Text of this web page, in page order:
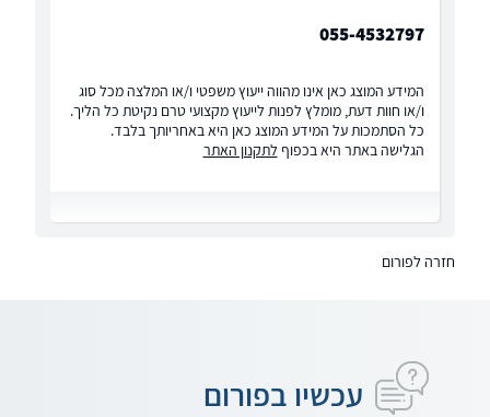
055-4532797
המידע המוצג כאן אינו מהווה ייעוץ משפטי ו/או המלצה מכל סוג
ו/או חוות דעת, מומלץ לפנות לייעוץ מקצועי טרם נקיטת כל הליך.
כל הסתמכות על המידע המוצג כאן היא באחריותך בלבד.
הגלישה באתר היא בכפוף לתקנון האתר
חזרה לפורום
עכשיו בפורום